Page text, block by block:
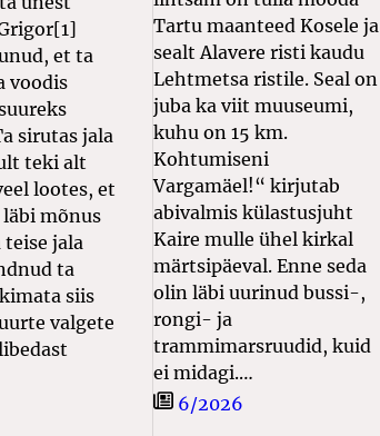
et ta
voodis
sirutas jala
teki alt
lootes, et
mõnus
jala
ta
siis
valgete
Tartu maanteed Kosele ja
sealt Alavere risti kaudu
Lehtmetsa ristile. Seal on
juba ka viit muuseumi,
kuhu on 15 km.
Kohtumiseni
Vargamäel!“ kirjutab
abivalmis külastusjuht
Kaire mulle ühel kirkal
märtsipäeval. Enne seda
olin läbi uurinud bussi-,
rongi- ja
trammimarsruudid, kuid
ei midagi.…
6/2026